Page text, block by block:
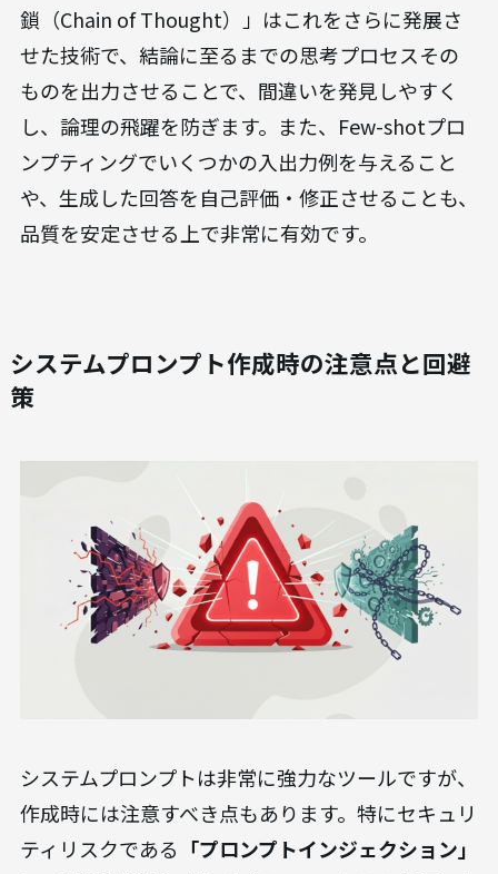
鎖（Chain of Thought）」はこれをさらに発展さ
せた技術で、結論に至るまでの思考プロセスその
ものを出力させることで、間違いを発見しやすく
し、論理の飛躍を防ぎます。また、Few-shotプロ
ンプティングでいくつかの入出力例を与えること
や、生成した回答を自己評価・修正させることも、
品質を安定させる上で非常に有効です。
システムプロンプト作成時の注意点と回避
策
システムプロンプトは非常に強力なツールですが、
作成時には注意すべき点もあります。特にセキュリ
ティリスクである 「プロンプトインジェクション」